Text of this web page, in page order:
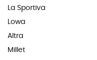
La Sportiva
Lowa
Altra
Millet